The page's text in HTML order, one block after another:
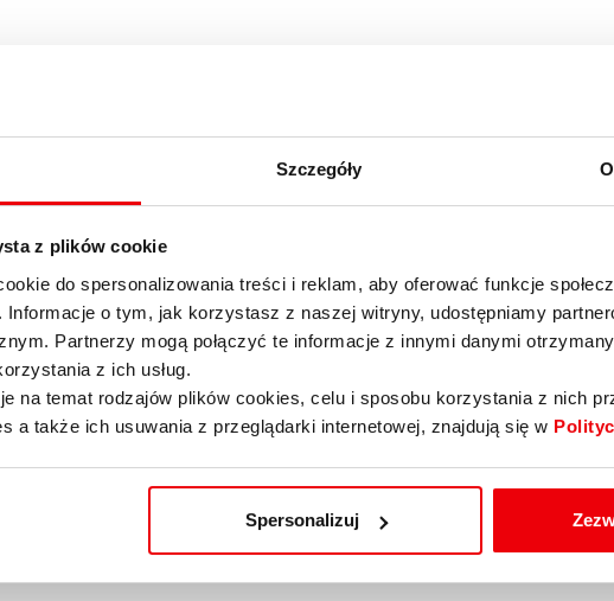
Szczegóły
z plików cookie
do spersonalizowania treści i reklam, aby oferować funkcje
Informacje o tym, jak korzystasz z naszej witryny, udostępniamy
Partnerzy mogą połączyć te informacje z innymi danymi
z ich usług.
na temat rodzajów plików cookies, celu i sposobu korzystania z nich
a także ich usuwania z przeglądarki internetowej, znajdują się w
Spersonalizuj
korzystanie z platform renomowanych instytucji
Przykładem jest SaxoTrader, który oferuje duński Saxo
na rynku, nagradzana kilkakrotnie m.in. przez
transakcji na rynku forex dla ponad 160 par walutowych
SaxoTrader daje dostęp on-line do inwestycji w
na 16 najpoważniejszych towarowych
CBOT, CME, ICE, AMS, EUREX, LIFFE, TYO) i
Za pomocą SaxoTradera można inwestować w akcje
wartościowych, fundusze notowane na giełdach
platformę SaxoTrader można ściągnąć na
np: www.e-saxotrader.com.
aktualne kursy walut, narzędzia analizy
surowców i akcji, kalendarz wydarzeń ekonomicznych
oraz spora piguła edukacyjna.